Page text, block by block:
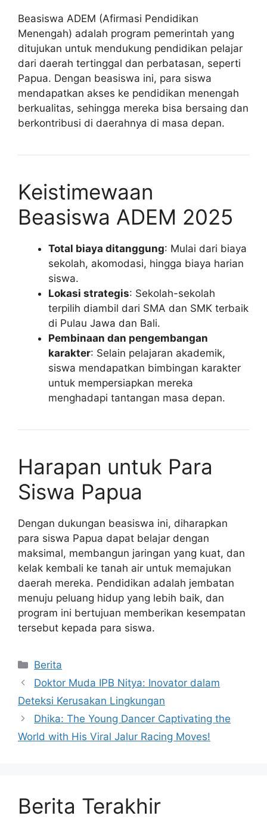
Beasiswa ADEM (Afirmasi Pendidikan
Menengah) adalah program pemerintah yang
ditujukan untuk mendukung pendidikan pelajar
dari daerah tertinggal dan perbatasan, seperti
Papua. Dengan beasiswa ini, para siswa
mendapatkan akses ke pendidikan menengah
berkualitas, sehingga mereka bisa bersaing dan
berkontribusi di daerahnya di masa depan.
Keistimewaan
Beasiswa ADEM 2025
Total biaya ditanggung: Mulai dari biaya
sekolah, akomodasi, hingga biaya harian
siswa.
Lokasi strategis: Sekolah-sekolah
terpilih diambil dari SMA dan SMK terbaik
di Pulau Jawa dan Bali.
Pembinaan dan pengembangan
karakter: Selain pelajaran akademik,
siswa mendapatkan bimbingan karakter
untuk mempersiapkan mereka
menghadapi tantangan masa depan.
Harapan untuk Para
Siswa Papua
Dengan dukungan beasiswa ini, diharapkan
para siswa Papua dapat belajar dengan
maksimal, membangun jaringan yang kuat, dan
kelak kembali ke tanah air untuk memajukan
daerah mereka. Pendidikan adalah jembatan
menuju peluang hidup yang lebih baik, dan
program ini bertujuan memberikan kesempatan
tersebut kepada para siswa.
Kategori
Berita
Doktor Muda IPB Nitya: Inovator dalam
Deteksi Kerusakan Lingkungan
Dhika: The Young Dancer Captivating the
World with His Viral Jalur Racing Moves!
Berita Terakhir